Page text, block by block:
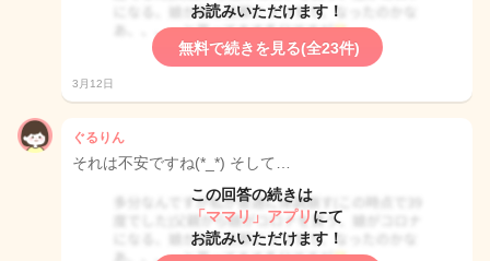
お読みいただけます！
無料で続きを見る(全23件)
3月12日
ぐるりん
それは不安ですね(*_*) そして…
この回答の続きは
「ママリ」アプリ にて
お読みいただけます！